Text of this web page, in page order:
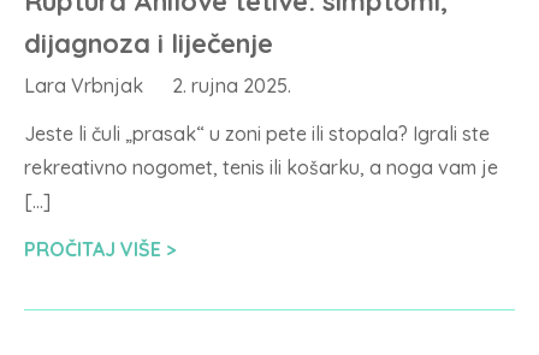
dijagnoza i liječenje
Lara Vrbnjak
2. rujna 2025.
Jeste li čuli „prasak“ u zoni pete ili stopala? Igrali ste
rekreativno nogomet, tenis ili košarku, a noga vam je
[…]
PROČITAJ VIŠE